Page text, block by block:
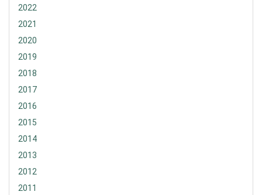
2022
2021
2020
2019
2018
2017
2016
2015
2014
2013
2012
2011